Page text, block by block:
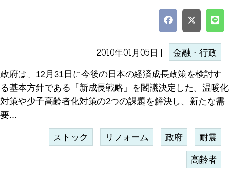
2010年01月05日 | 金融・行政
政府は、12月31日に今後の日本の経済成長政策を検討す
る基本方針である「新成長戦略」を閣議決定した。温暖化
対策や少子高齢者化対策の2つの課題を解決し、新たな需
要...
ストック リフォーム 政府 耐震
高齢者